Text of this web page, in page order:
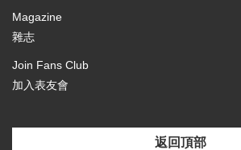
Magazine
雜志
Join Fans Club
加入表友會
返回頂部